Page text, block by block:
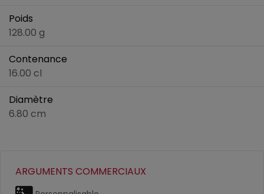
Poids
128.00 g
Contenance
16.00 cl
Diamètre
6.80 cm
ARGUMENTS COMMERCIAUX